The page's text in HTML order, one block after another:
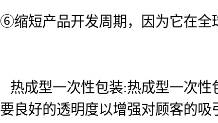
⑥缩短产品开发周期，因为它在全
热成型一次性包装:热成型一次性
要良好的透明度以增强对顾客的